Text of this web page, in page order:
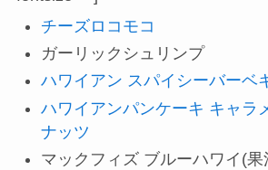
チーズロコモコ
ガーリックシュリンプ
ハワイアン スパイシーバーベ
ハワイアンパンケーキ キャラ
ナッツ
マックフィズ ブルーハワイ(果